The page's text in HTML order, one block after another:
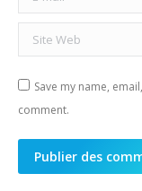
Site Web
Save my name,
comment.
Publier des